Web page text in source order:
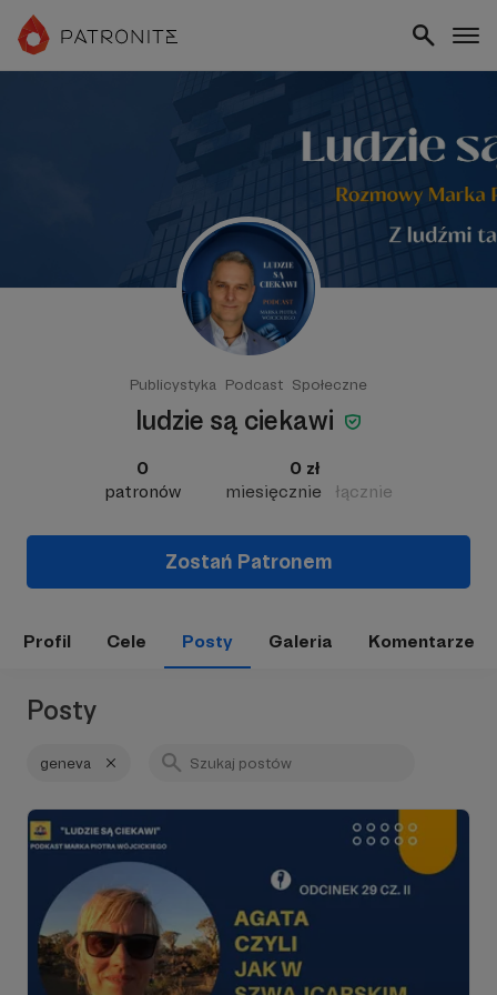
Publicystyka Podcast Społeczne
ludzie są ciekawi
0
patronów
0 zł
miesięcznie
łącznie
Zostań Patronem
Profil Cele Posty Galeria Komentarze
Posty
geneva